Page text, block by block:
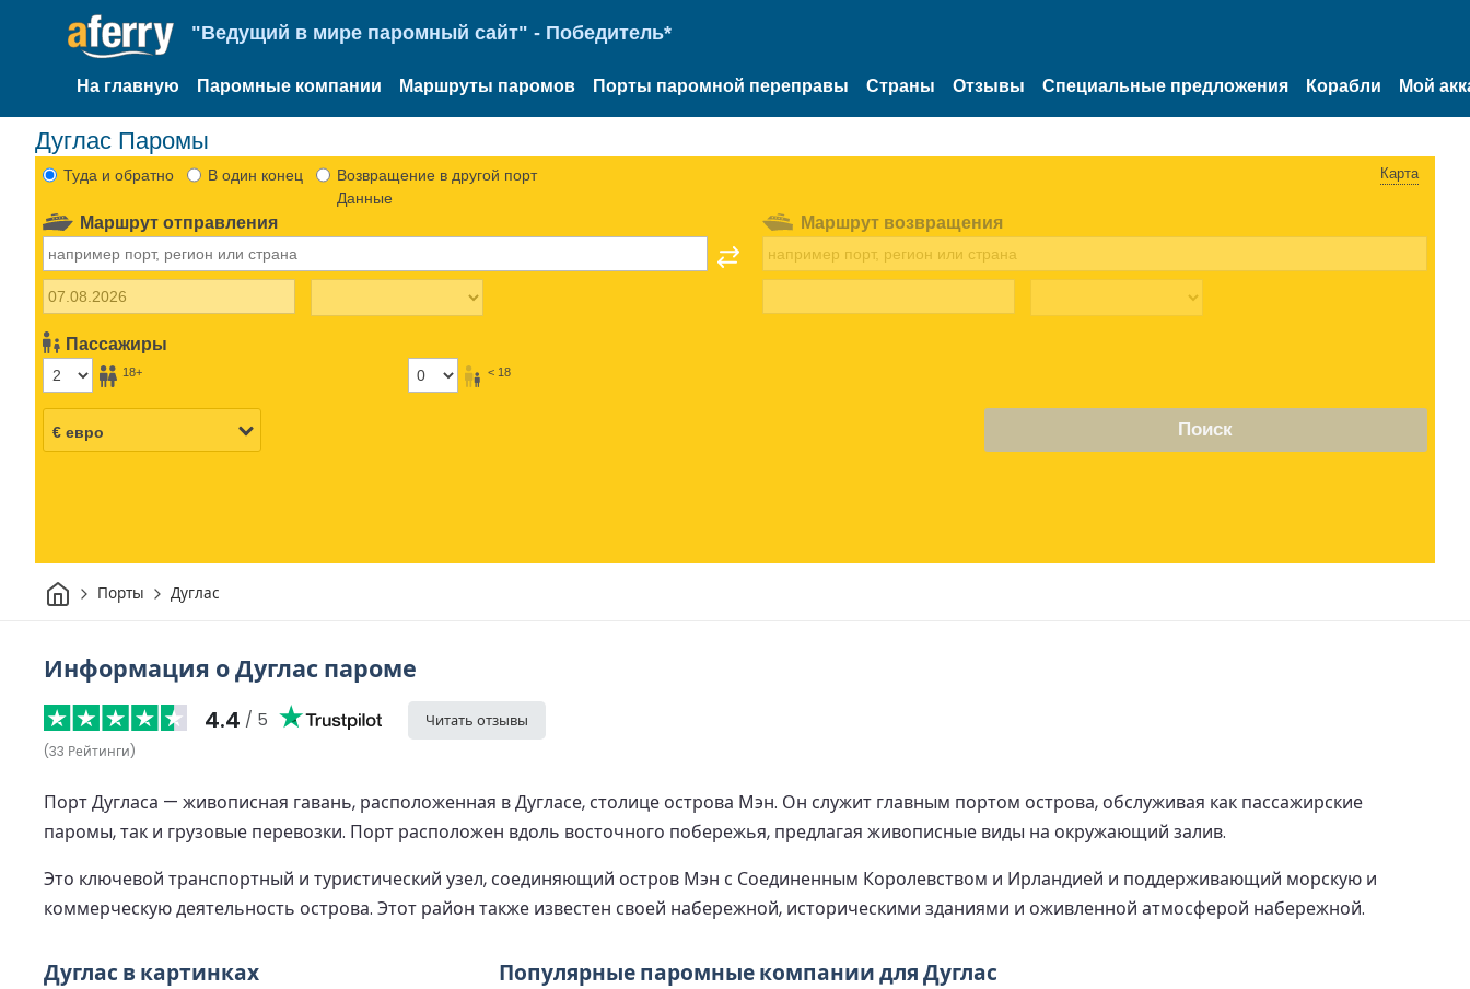
"Ведущий в мире паромный сайт" - Победитель*
На главную Паромные компании Маршруты паромов Порты паромной переправы Страны Отзывы Специальные предложения Корабли Мой
Дуглас Паромы
Туда и обратно В один конец
Возвращение в другой порт
Данные
Карта
Маршрут отправления
Пассажиры
18+ < 18
Маршрут возвращения
Поиск
ДомПорты Дуглас
Информация о Дуглас пароме
4.4 / 5
(33 Рейтинги)
Читать отзывы
Порт Дугласа — живописная гавань, расположенная в Дугласе, столице острова Мэн. Он служит главным портом острова, обслуживая как пассажирские
паромы, так и грузовые перевозки. Порт расположен вдоль восточного побережья, предлагая живописные виды на окружающий залив.
Это ключевой транспортный и туристический узел, соединяющий остров Мэн с Соединенным Королевством и Ирландией и поддерживающий морскую и
коммерческую деятельность острова. Этот район также известен своей набережной, историческими зданиями и оживленной атмосферой набережной.
Дуглас в картинках Популярные паромные компании для Дуглас